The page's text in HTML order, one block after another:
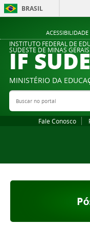
ACESSIBILIDADE
BRASIL
INSTITUTO FEDERAL DE
SUDESTE DE MINAS GERAIS
IF
MINISTÉRIO DA
Buscar no portal
Fale Conosco